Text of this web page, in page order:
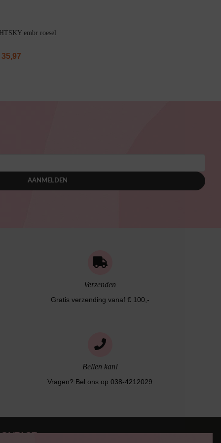
embr roesel
35,97
AANMELDEN
Verzenden
Gratis verzending vanaf € 100,-
Bellen kan!
Vragen? Bel ons op 038-4212029